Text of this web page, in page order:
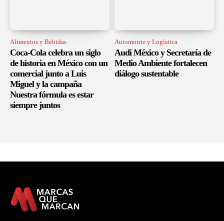
Alimentos y Bebidas
Coca-Cola celebra un siglo
de historia en México con un
comercial junto a Luis
Miguel y la campaña
Nuestra fórmula es estar
siempre juntos
Automotriz y Logística
Audi México y Secretaría de
Medio Ambiente fortalecen
diálogo sustentable